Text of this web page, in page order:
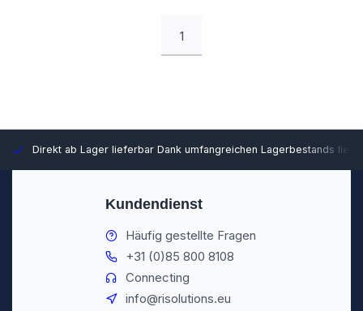
1
Direkt ab Lager lieferbar Dank umfangreichen Lagerbestands
Kundendienst
Häufig gestellte Fragen
+31 (0)85 800 8108
Connecting
info@risolutions.eu